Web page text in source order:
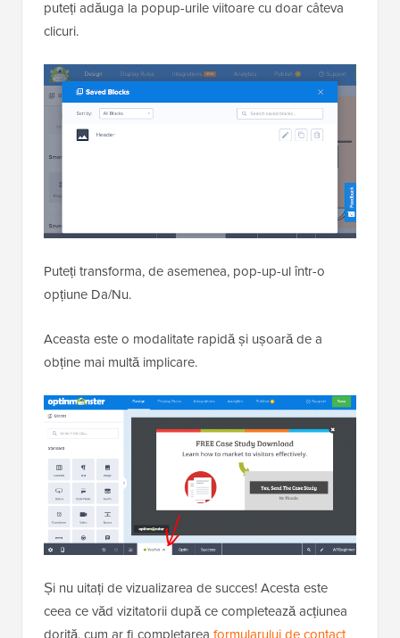
puteți adăuga la popup-urile viitoare cu doar câteva
clicuri.
Puteți transforma, de asemenea, pop-up-ul într-o
opțiune Da/Nu.
Aceasta este o modalitate rapidă și ușoară de a
obține mai multă implicare.
Și nu uitați de vizualizarea de succes! Acesta este
ceea ce văd vizitatorii după ce completează acțiunea